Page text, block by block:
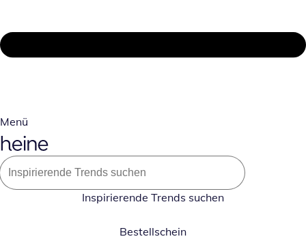
Menü
Inspirierende Trends suchen
Bestellschein